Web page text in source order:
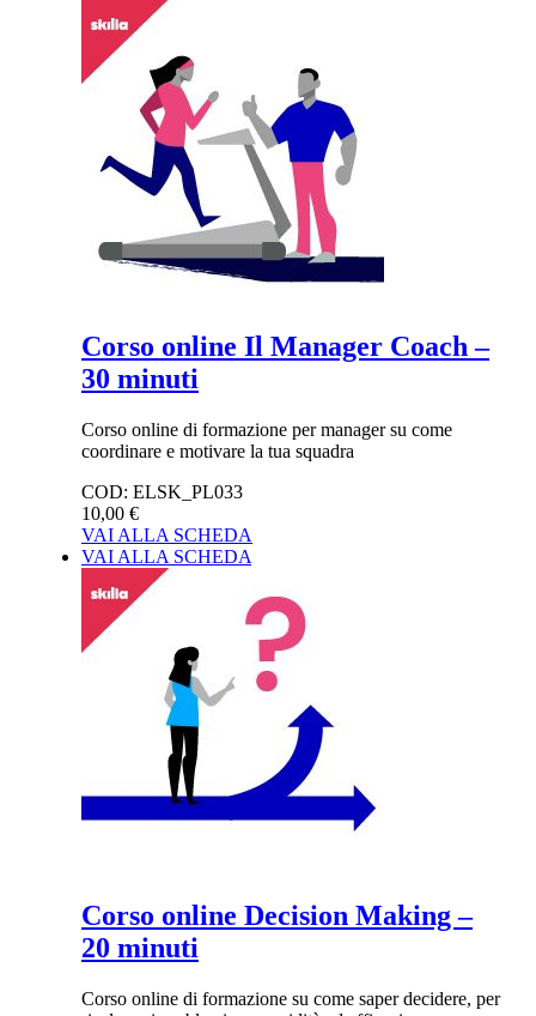
Corso online Il Manager Coach –
30 minuti
Corso online di formazione per manager su come
coordinare e motivare la tua squadra
COD: ELSK_PL033
10,00 €
VAI ALLA SCHEDA
VAI ALLA SCHEDA
Corso online Decision Making –
20 minuti
Corso online di formazione su come saper decidere, per